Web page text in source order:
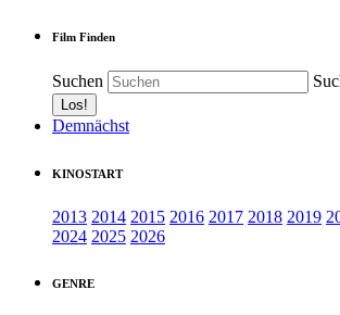
Film Finden
Suchen
Demnächst
KINOSTART
2013 2014 2015 2016 2017 2018 2019
2024 2025 2026
GENRE